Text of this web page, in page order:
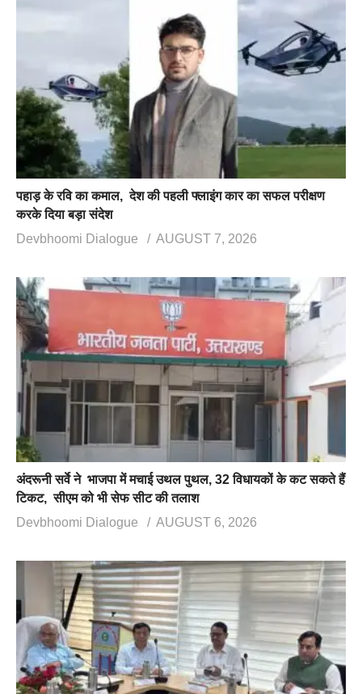
पहाड़ के रवि का कमाल, देश की पहली फ्लाइंग कार का सफल परीक्षण
करके दिया बड़ा संदेश
Devbhoomi Dialogue
AUGUST 7, 2026
अंदरूनी सर्वे ने भाजपा में मचाई उथल पुथल, 32 विधायकों के कट सकते हैं
टिकट, सीएम को भी सेफ सीट की तलाश
Devbhoomi Dialogue
AUGUST 6, 2026